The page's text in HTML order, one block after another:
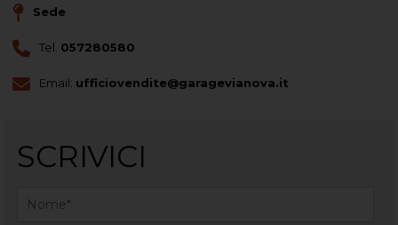
Sede
Tel. 057280580
Email: ufficiovendite@garagevianova.it
SCRIVICI